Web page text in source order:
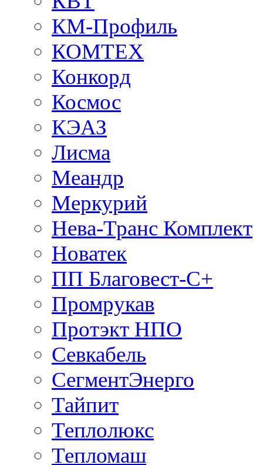
КМ-Профиль
КОМТЕХ
Конкорд
Космос
КЭАЗ
Лисма
Меандр
Меркурий
Нева-Транс Комплект
Новатек
ПП Благовест-С+
Промрукав
Протэкт НПО
Севкабель
СегментЭнерго
Тайпит
Теплолюкс
Тепломаш